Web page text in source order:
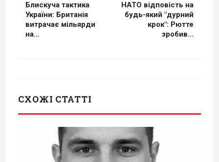
Блискуча тактика
України: Британія
витрачає мільярди
на...
НАТО відповість на
будь-який "дурний
крок": Рютте
зробив...
СХОЖІ СТАТТІ